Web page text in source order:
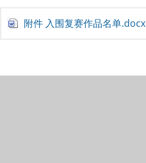
附件 入围复赛作品名单.docx